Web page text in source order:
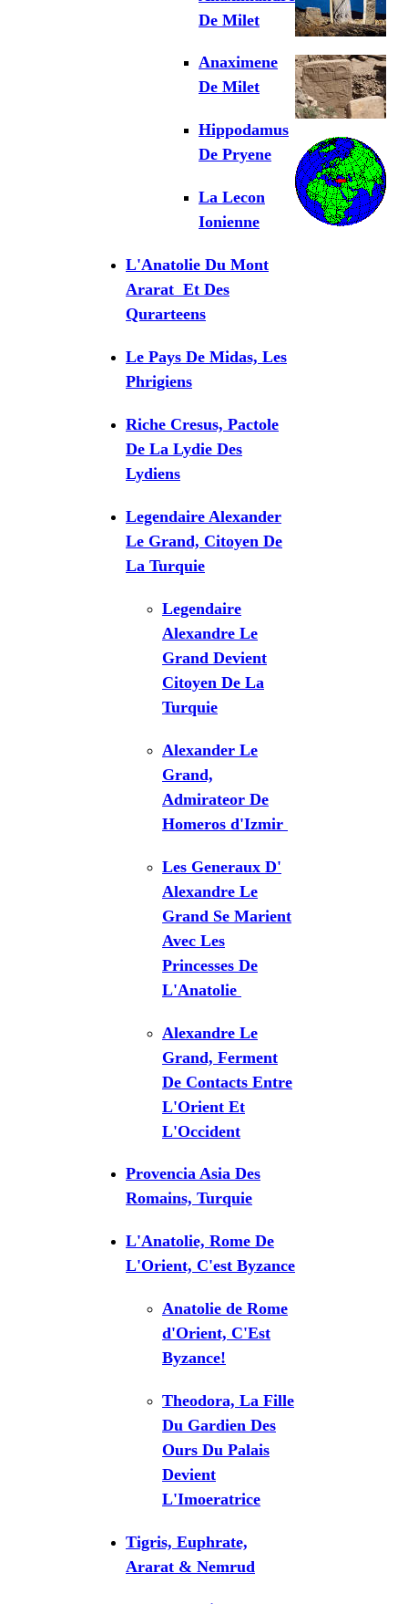
De Milet
Anaximene
De Milet
Hippodamus
De Pryene
La Lecon
Ionienne
L'Anatolie Du Mont
Ararat Et Des
Qurarteens
Le Pays De Midas, Les
Phrigiens
Riche Cresus, Pactole
De La Lydie Des
Lydiens
Legendaire Alexander
Le Grand, Citoyen De
La Turquie
Legendaire
Alexandre Le
Grand Devient
Citoyen De La
Turquie
Alexander Le
Grand,
Admirateor De
Homeros d'Izmir
Les Generaux D'
Alexandre Le
Grand Se Marient
Avec Les
Princesses De
L'Anatolie
Alexandre Le
Grand, Ferment
De Contacts Entre
L'Orient Et
L'Occident
Provencia Asia Des
Romains, Turquie
L'Anatolie, Rome De
L'Orient, C'est Byzance
Anatolie de Rome
d'Orient, C'Est
Byzance!
Theodora, La Fille
Du Gardien Des
Ours Du Palais
Devient
L'Imoeratrice
Tigris, Euphrate,
Ararat & Nemrud